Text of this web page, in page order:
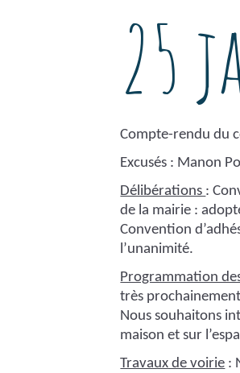
25
Compte-rendu du
Excusés : Manon
Délibérations :
de la mairie :
Convention
l’unanimité.
Programmation
très
Nous souhaitons
maison et sur
Travaux de voirie :